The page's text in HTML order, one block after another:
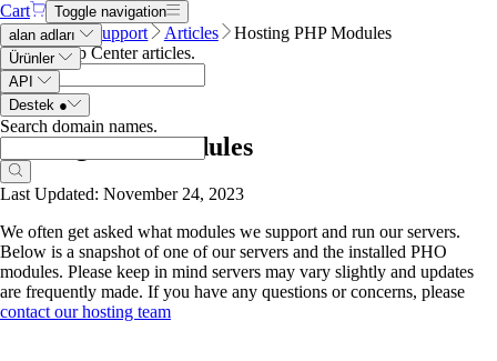
Cart
Toggle navigation
alan adları
Ürünler
API
Destek ●
Search domain names.
Name.com Support Articles
Hosting PHP Modules
Search Help Center articles.
Hosting PHP Modules
Last Updated: November 24, 2023
We often get asked what modules we support and run our servers.
Below is a snapshot of one of our servers and the installed PHO
modules. Please keep in mind servers may vary slightly and updates
are frequently made. If you have any questions or concerns, please
contact our hosting team